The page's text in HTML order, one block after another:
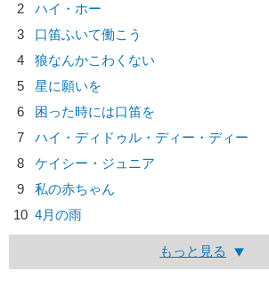
2
ハイ・ホー
3
口笛ふいて働こう
4
狼なんかこわくない
5
星に願いを
6
困った時には口笛を
7
ハイ・ディドゥル・ディー・ディー
8
ケイシー・ジュニア
9
私の赤ちゃん
10 4月の雨
もっと見る